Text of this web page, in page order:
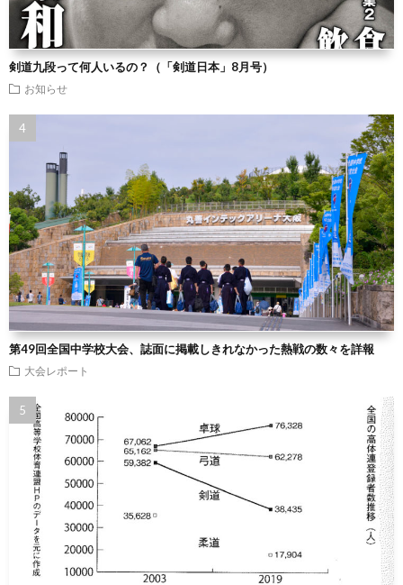
剣道九段って何人いるの？（「剣道日本」8月号）
お知らせ
第49回全国中学校大会、誌面に掲載しきれなかった熱戦の数々を詳報
大会レポート